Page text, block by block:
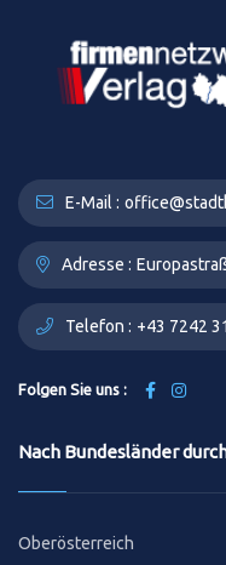
E-Mail :
Adresse :
Telefon : +43 7242
Folgen Sie uns :
Nach Bundesländer
Oberösterreich